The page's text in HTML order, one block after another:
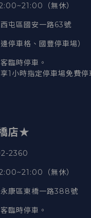
（無休）
西屯區國安一路63號
停車格、國豐停車場）
臨時停車。
1小時指定停車場免費停
店★
2360
（無休）
永康區東橋一路388號
臨時停車。